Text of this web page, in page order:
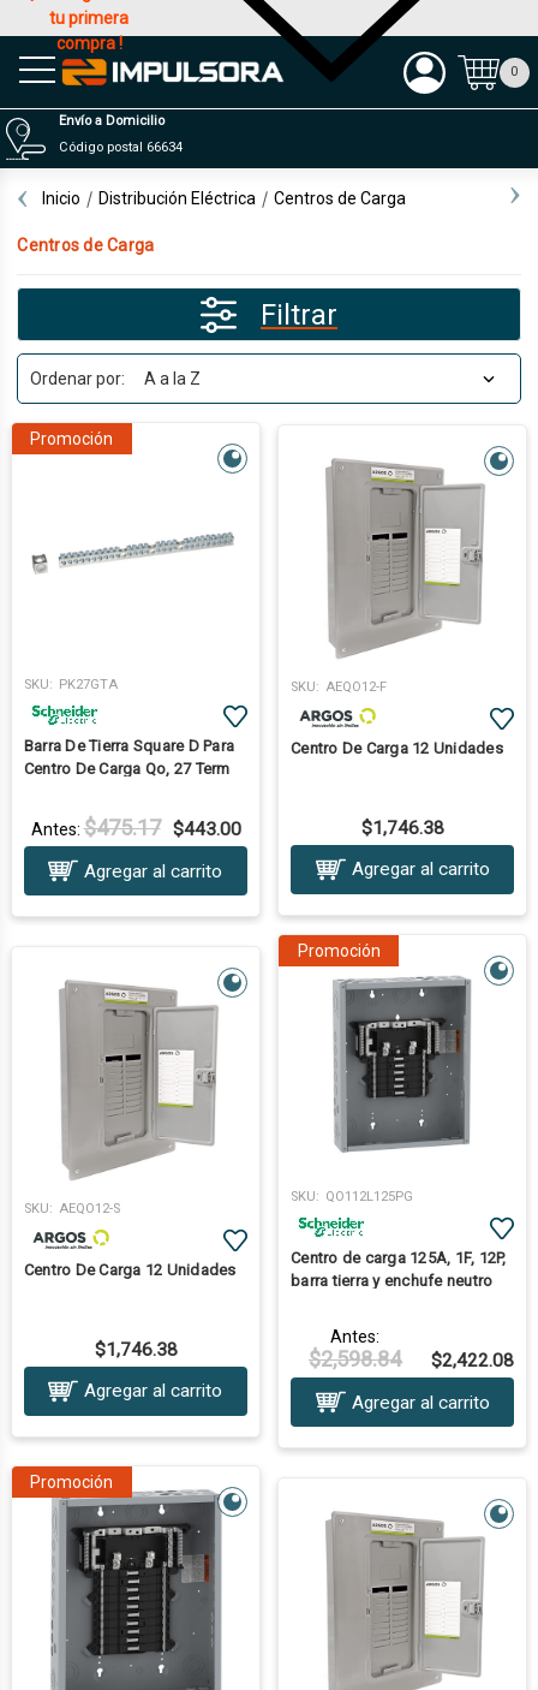
tu primera
compra !
Productos
Envío a Domicilio
Código postal 66634
0
Inicio Distribución Eléctrica Centros de Carga
Centros de Carga
Filtrar
Ordenar por:
Promoción
SKU: PK27GTA
Barra De Tierra Square D Para
Centro De Carga Qo, 27 Term
Antes:$475.17 $443.00
Agregar al carrito
SKU: AEQO12-F
Centro De Carga 12 Unidades
$1,746.38
Agregar al carrito
SKU: AEQO12-S
Centro De Carga 12 Unidades
$1,746.38
Agregar al carrito
Promoción
SKU: QO112L125PG
Centro de carga 125A, 1F, 12P,
barra tierra y enchufe neutro
Antes:
$2,598.84
$2,422.08
Agregar al carrito
Promoción